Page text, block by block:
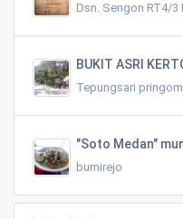
Dsn. Sengon RT4/3
BUKIT ASRI
Tepungsari
"Soto Medan"
bumirejo